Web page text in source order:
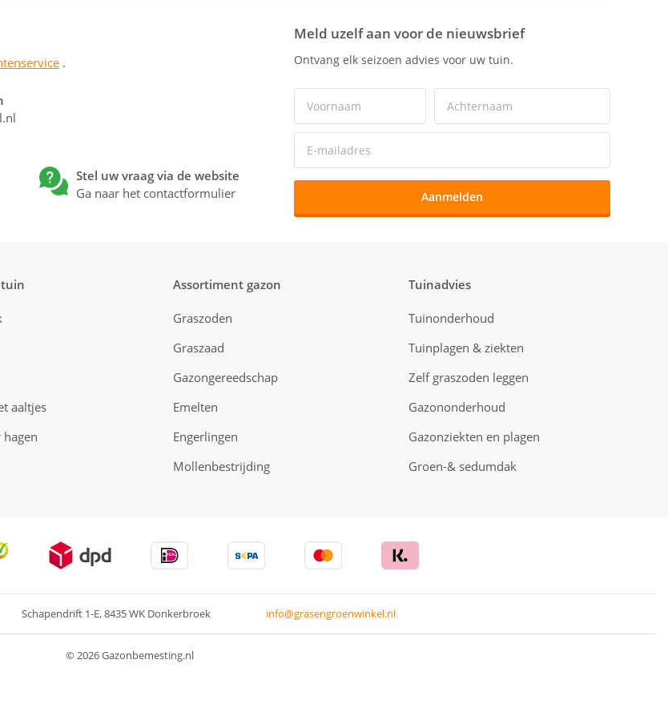
.
Stel uw vraag via de website
Ga naar het contactformulier
Meld uzelf aan voor de nieuwsbrief
Ontvang elk seizoen advies voor uw tuin.
Aanmelden
aaltjes
hagen
Assortiment gazon
Graszoden
Graszaad
Gazongereedschap
Emelten
Engerlingen
Mollenbestrijding
Tuinadvies
Tuinonderhoud
Tuinplagen & ziekten
Zelf graszoden leggen
Gazononderhoud
Gazonziekten en plagen
Groen-& sedumdak
Schapendrift 1-E 8435 WK Donkerbroek info@grasengroenwinkel.nl
© 2026 Gazonbemesting.nl